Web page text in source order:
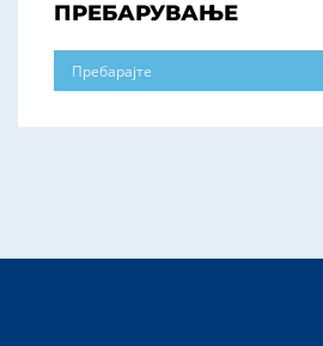
ПРЕБАРУВАЊЕ